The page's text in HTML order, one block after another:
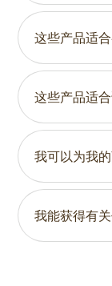
根据产品和
移植和定期
这些产品适
是的，它们
靠且易于使
这些产品适
这些产品适
可靠解决方
我可以为我
是的-我们为
的团队可以
我能获得有